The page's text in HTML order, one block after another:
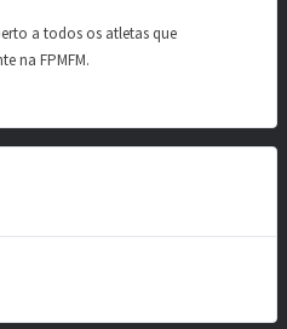
a todos os atletas que
na FPMFM.